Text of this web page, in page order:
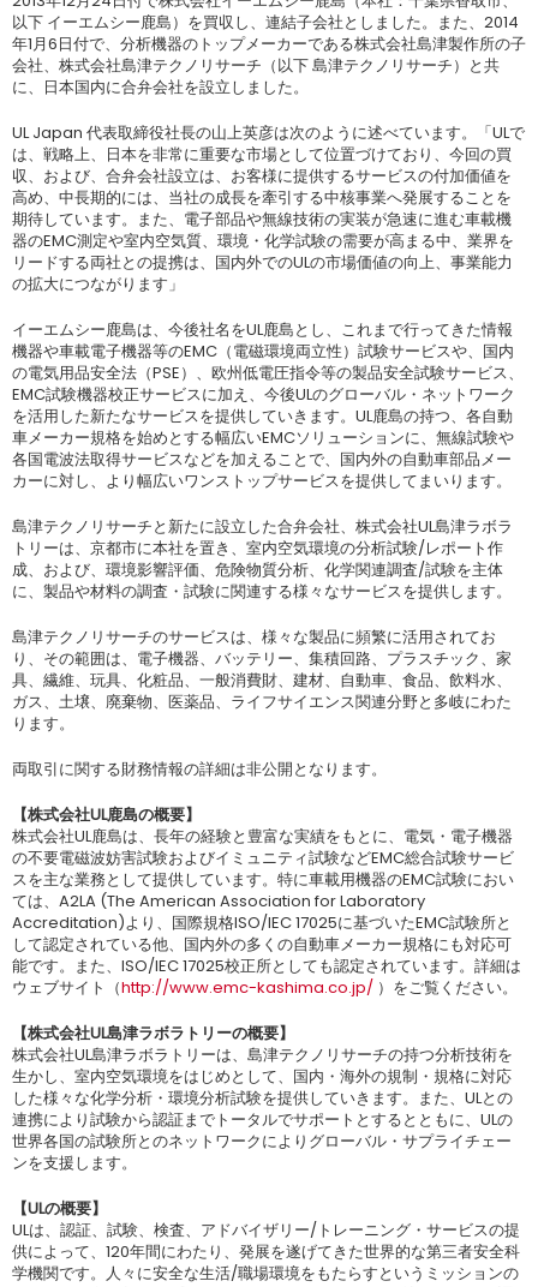
以下 イーエムシー鹿島）を買収し、連結子会社としました。また、2014
年1月6日付で、分析機器のトップメーカーである株式会社島津製作所の子
会社、株式会社島津テクノリサーチ（以下 島津テクノリサーチ）と共
に、日本国内に合弁会社を設立しました。
UL Japan 代表取締役社長の山上英彦は次のように述べています。「ULで
は、戦略上、日本を非常に重要な市場として位置づけており、今回の買
収、および、合弁会社設立は、お客様に提供するサービスの付加価値を
高め、中長期的には、当社の成長を牽引する中核事業へ発展することを
期待しています。また、電子部品や無線技術の実装が急速に進む車載機
器のEMC測定や室内空気質、環境・化学試験の需要が高まる中、業界を
リードする両社との提携は、国内外でのULの市場価値の向上、事業能力
の拡大につながります」
イーエムシー鹿島は、今後社名をUL鹿島とし、これまで行ってきた情報
機器や車載電子機器等のEMC（電磁環境両立性）試験サービスや、国内
の電気用品安全法（PSE）、欧州低電圧指令等の製品安全試験サービス、
EMC試験機器校正サービスに加え、今後ULのグローバル・ネットワーク
を活用した新たなサービスを提供していきます。UL鹿島の持つ、各自動
車メーカー規格を始めとする幅広いEMCソリューションに、無線試験や
各国電波法取得サービスなどを加えることで、国内外の自動車部品メー
カーに対し、より幅広いワンストップサービスを提供してまいります。
島津テクノリサーチと新たに設立した合弁会社、株式会社UL島津ラボラ
トリーは、京都市に本社を置き、室内空気環境の分析試験/レポート作
成、および、環境影響評価、危険物質分析、化学関連調査/試験を主体
に、製品や材料の調査・試験に関連する様々なサービスを提供します。
島津テクノリサーチのサービスは、様々な製品に頻繁に活用されてお
り、その範囲は、電子機器、バッテリー、集積回路、プラスチック、家
具、繊維、玩具、化粧品、一般消費財、建材、自動車、食品、飲料水、
ガス、土壌、廃棄物、医薬品、ライフサイエンス関連分野と多岐にわた
ります。
両取引に関する財務情報の詳細は非公開となります。
【株式会社UL鹿島の概要】
株式会社UL鹿島は、長年の経験と豊富な実績をもとに、電気・電子機器
の不要電磁波妨害試験およびイミュニティ試験などEMC総合試験サービ
スを主な業務として提供しています。特に車載用機器のEMC試験におい
ては、A2LA (The American Association for Laboratory
Accreditation)より、国際規格ISO/IEC 17025に基づいたEMC試験所と
して認定されている他、国内外の多くの自動車メーカー規格にも対応可
能です。また、ISO/IEC 17025校正所としても認定されています。詳細は
ウェブサイト（http://www.emc-kashima.co.jp/ ）をご覧ください。
【株式会社UL島津ラボラトリーの概要】
株式会社UL島津ラボラトリーは、島津テクノリサーチの持つ分析技術を
生かし、室内空気環境をはじめとして、国内・海外の規制・規格に対応
した様々な化学分析・環境分析試験を提供していきます。また、ULとの
連携により試験から認証までトータルでサポートとするとともに、ULの
世界各国の試験所とのネットワークによりグローバル・サプライチェー
ンを支援します。
【ULの概要】
ULは、認証、試験、検査、アドバイザリー/トレーニング・サービスの提
供によって、120年間にわたり、発展を遂げてきた世界的な第三者安全科
学機関です。人々に安全な生活/職場環境をもたらすというミッションの